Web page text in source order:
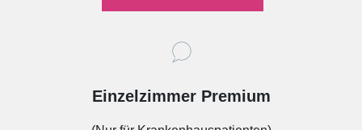
Einzelzimmer Premium